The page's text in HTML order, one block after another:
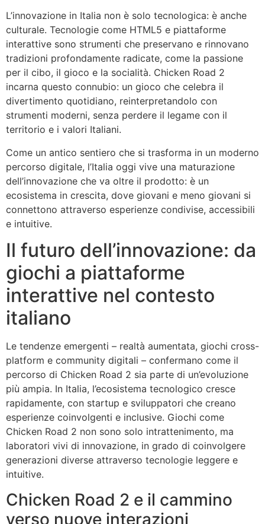
L’innovazione in Italia non è solo tecnologica: è anche
culturale. Tecnologie come HTML5 e piattaforme
interattive sono strumenti che preservano e rinnovano
tradizioni profondamente radicate, come la passione
per il cibo, il gioco e la socialità. Chicken Road 2
incarna questo connubio: un gioco che celebra il
divertimento quotidiano, reinterpretandolo con
strumenti moderni, senza perdere il legame con il
territorio e i valori Italiani.
Come un antico sentiero che si trasforma in un moderno
percorso digitale, l’Italia oggi vive una maturazione
dell’innovazione che va oltre il prodotto: è un
ecosistema in crescita, dove giovani e meno giovani si
connettono attraverso esperienze condivise, accessibili
e intuitive.
Il futuro dell’innovazione: da
giochi a piattaforme
interattive nel contesto
italiano
Le tendenze emergenti – realtà aumentata, giochi cross-
platform e community digitali – confermano come il
percorso di Chicken Road 2 sia parte di un’evoluzione
più ampia. In Italia, l’ecosistema tecnologico cresce
rapidamente, con startup e sviluppatori che creano
esperienze coinvolgenti e inclusive. Giochi come
Chicken Road 2 non sono solo intrattenimento, ma
laboratori vivi di innovazione, in grado di coinvolgere
generazioni diverse attraverso tecnologie leggere e
intuitive.
Chicken Road 2 e il cammino
verso nuove interazioni